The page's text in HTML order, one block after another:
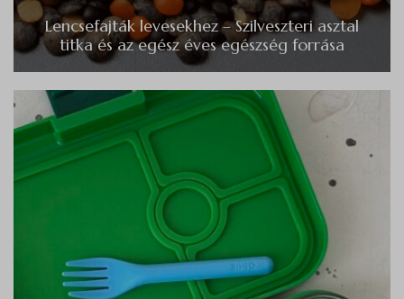
Lencsefajták levesekhez – Szilveszteri asztal
titka és az egész éves egészség forrása